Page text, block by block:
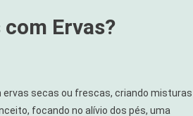
com Ervas?
ervas secas ou frescas, criando misturas
focando no alívio dos pés, uma